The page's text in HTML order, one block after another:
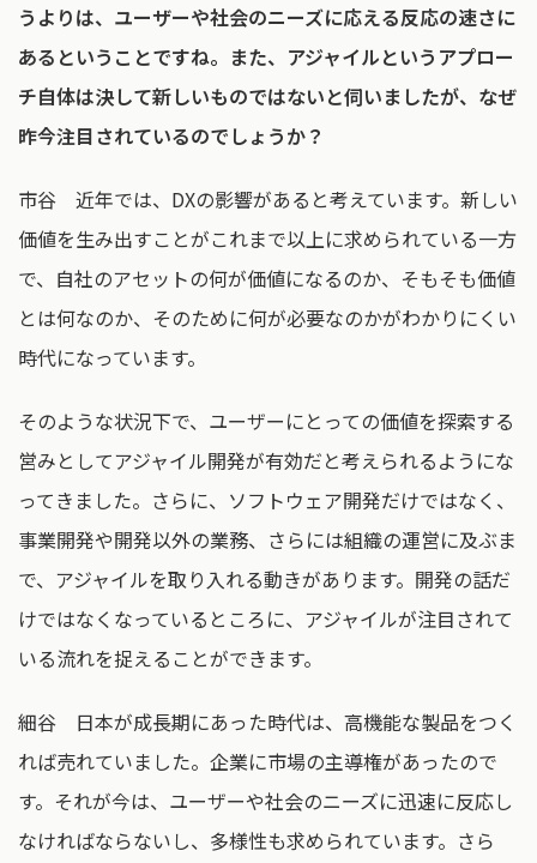
うよりは、ユーザーや社会のニーズに応える反応の速さに
あるということですね。また、アジャイルというアプロー
チ自体は決して新しいものではないと伺いましたが、なぜ
昨今注目されているのでしょうか？
市谷 近年では、DXの影響があると考えています。新しい
価値を生み出すことがこれまで以上に求められている一方
で、自社のアセットの何が価値になるのか、そもそも価値
とは何なのか、そのために何が必要なのかがわかりにくい
時代になっています。
そのような状況下で、ユーザーにとっての価値を探索する
営みとしてアジャイル開発が有効だと考えられるようにな
ってきました。さらに、ソフトウェア開発だけではなく、
事業開発や開発以外の業務、さらには組織の運営に及ぶま
で、アジャイルを取り入れる動きがあります。開発の話だ
けではなくなっているところに、アジャイルが注目されて
いる流れを捉えることができます。
細谷 日本が成長期にあった時代は、高機能な製品をつく
れば売れていました。企業に市場の主導権があったので
す。それが今は、ユーザーや社会のニーズに迅速に反応し
なければならないし、多様性も求められています。さら